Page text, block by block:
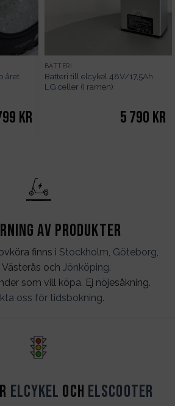
året
kr
BATTERI
Batteri till elcykel 48V/17,5Ah
LG celler (I ramen)
5 790 kr
av produkter
finns i Stockholm, Göteborg,
Västerås och Jönköping.
som vill köpa. Ej nöjesåkning.
oss för tidsbokning.
Elcykel och Elscooter